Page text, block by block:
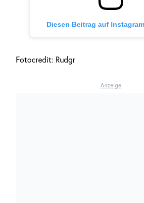
Diesen Beitrag auf
Fotocredit: Rudgr
Anzeige